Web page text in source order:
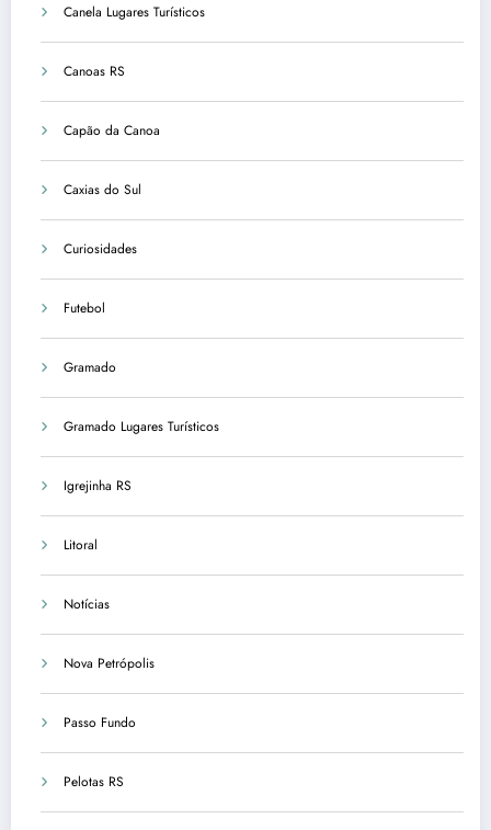
Canela Lugares Turísticos
Canoas RS
Capão da Canoa
Caxias do Sul
Curiosidades
Futebol
Gramado
Gramado Lugares Turísticos
Igrejinha RS
Litoral
Notícias
Nova Petrópolis
Passo Fundo
Pelotas RS